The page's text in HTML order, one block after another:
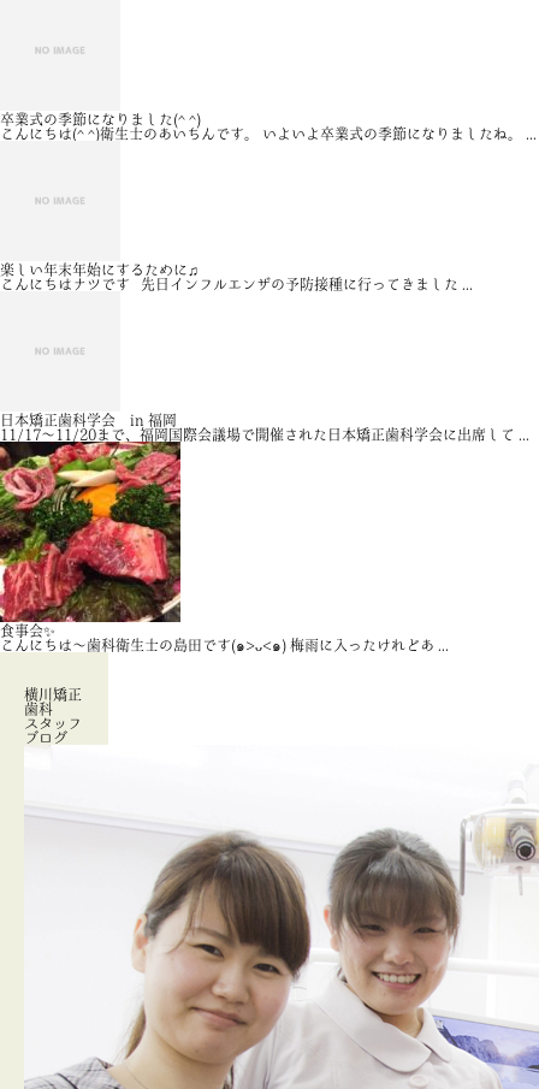
卒業式の季節になりました(^ ^)
こんにちは(^ ^)衛生士のあいちんです。 いよいよ卒業式の季節になりましたね。 ...
楽しい年末年始にするために♫
こんにちはナツです 先日インフルエンザの予防接種に行ってきました ...
日本矯正歯科学会 in 福岡
11/17～11/20まで、福岡国際会議場で開催された日本矯正歯科学会に出席して ...
食事会✨
こんにちは〜歯科衛生士の島田です(๑>ᴗ<๑) 梅雨に入ったけれどあ ...
横川矯正
歯科
スタッフ
ブログ